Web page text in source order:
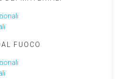
FUOCO